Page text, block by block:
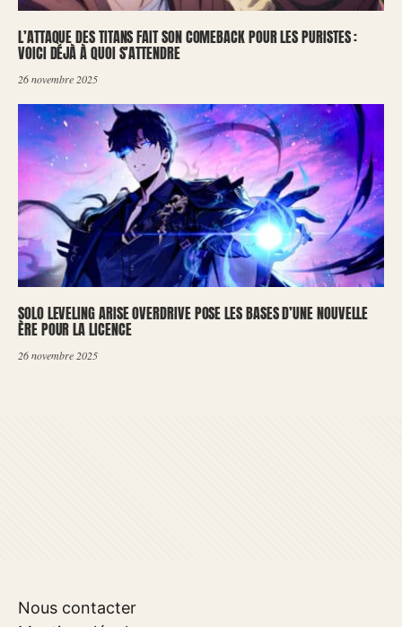
L’ATTAQUE DES TITANS FAIT SON COMEBACK POUR LES PURISTES :
VOICI DÉJÀ À QUOI S’ATTENDRE
26 novembre 2025
SOLO LEVELING ARISE OVERDRIVE POSE LES BASES D’UNE NOUVELLE
ÈRE POUR LA LICENCE
26 novembre 2025
Nous contacter